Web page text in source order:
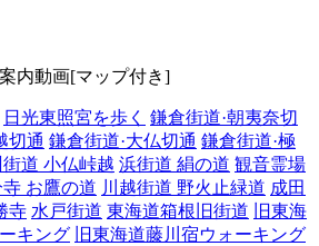
内動画[マップ付き]
日光東照宮を歩く 鎌倉街道·朝夷奈切
切通 鎌倉街道·大仏切通 鎌倉街道·極
街道 小仏峠越 浜街道 絹の道 観音霊場
寺 お鷹の道 川越街道 野火止緑道 成田
寺 水戸街道 東海道箱根旧街道
旧東海
キング
旧東海道藤川宿ウォーキング